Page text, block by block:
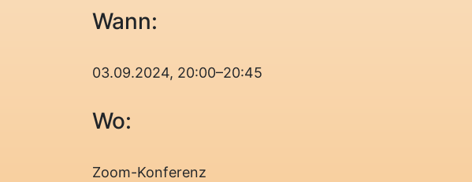
Wann:
03.09.2024, 20:00–20:45
Wo:
Zoom-Konferenz